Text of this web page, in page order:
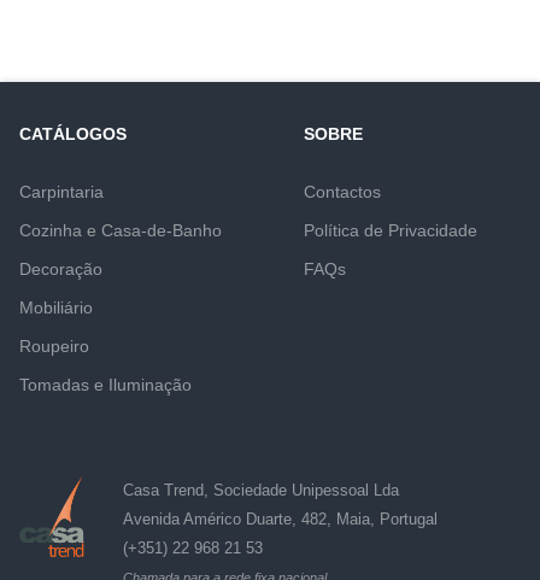
CATÁLOGOS
Carpintaria
Cozinha e Casa-de-Banho
Decoração
Mobiliário
Roupeiro
Tomadas e Iluminação
SOBRE
Contactos
Política de Privacidade
FAQs
Casa Trend, Sociedade Unipessoal Lda
Avenida Américo Duarte, 482, Maia, Portugal
(+351) 22 968 21 53
Chamada para a rede fixa nacional